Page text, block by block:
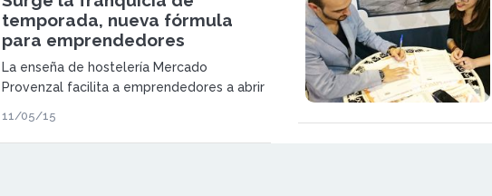
temporada, nueva fórmula
para emprendedores
La enseña de hostelería Mercado
Provenzal facilita a emprendedores a abrir
financiado el resto.
11/05/15